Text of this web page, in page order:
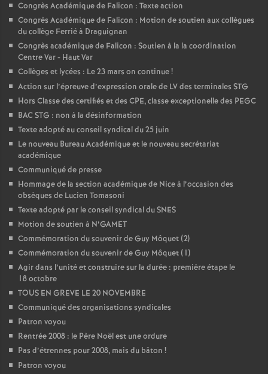
O
r
l
é
a
o
Congrès Académique de Falicon : Texte action
Congrès Académique de Falicon : Motion de soutien aux collègues
du collège Ferrié à Draguignan
Congrès académique de Falicon : Soutien à la la coordination
Centre Var - Haut Var
Collèges et lycées : Le 23 mars on continue!
Action sur l’épreuve d’expression orale de LV des terminales STG
Hors Classe des certifiés et des CPE, classe exceptionelle des PEGC
BAC STG : non à la désinformation
Texte adopté au conseil syndical du 25 juin
Le nouveau Bureau Académique et le nouveau secrétariat
académique
Communiqué de presse
Hommage de la section académique de Nice à l’occasion des
obsèques de Lucien Tomasoni
Texte adopté par le conseil syndical du SNES
Motion de soutien à N’GAMET
Commémoration du souvenir de Guy Môquet (2)
Commémoration du souvenir de Guy Môquet (1)
Agir dans l’unité et construire sur la durée : première étape le
18 octobre
TOUS EN GREVE LE 20 NOVEMBRE
Communiqué des organisations syndicales
Patron voyou
Rentrée 2008 : le Père Noël est une ordure
Pas d’étrennes pour 2008, mais du bâton !
Patron voyou